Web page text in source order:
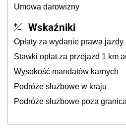
Umowa darowizny
Wskaźniki
Opłaty za wydanie prawa jazdy
Stawki opłat za przejazd 1 km
Wysokość mandatów karnych
Podróże służbowe w kraju
Podróże służbowe poza